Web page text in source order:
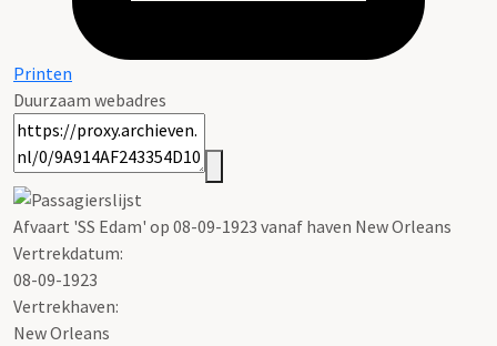
Printen
Duurzaam webadres
Afvaart 'SS Edam' op 08-09-1923 vanaf haven New Orleans
Vertrekdatum:
08-09-1923
Vertrekhaven:
New Orleans